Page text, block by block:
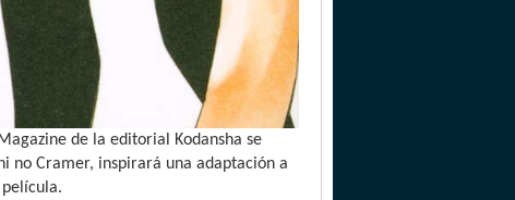
de la editorial Kodansha se
no Cramer, inspirará una adaptación a